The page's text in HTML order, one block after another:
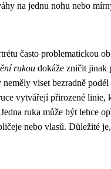
na jednu nohu nebo
často problematickou
rukou dokáže zničit jinak
viset bezradně podél
vytvářejí přirozené linie,
ruka může být lehce
nebo vlasů. Důležité